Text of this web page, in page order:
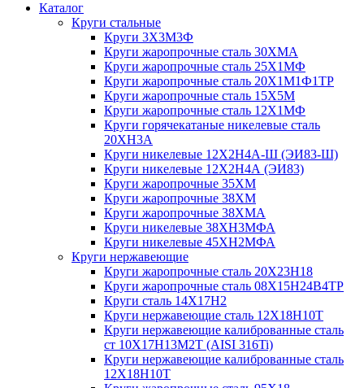
Каталог
Круги стальные
Круги 3Х3М3Ф
Круги жаропрочные сталь 30ХМА
Круги жаропрочные сталь 25Х1МФ
Круги жаропрочные сталь 20Х1М1Ф1ТР
Круги жаропрочные сталь 15Х5М
Круги жаропрочные сталь 12Х1МФ
Круги горячекатаные никелевые сталь
20ХН3А
Круги никелевые 12Х2Н4А-Ш (ЭИ83-Ш)
Круги никелевые 12Х2Н4А (ЭИ83)
Круги жаропрочные 35ХМ
Круги жаропрочные 38ХМ
Круги жаропрочные 38ХМА
Круги никелевые 38XH3MФА
Круги никелевые 45ХН2МФА
Круги нержавеющие
Круги жаропрочные сталь 20Х23Н18
Круги жаропрочные сталь 08Х15Н24В4ТР
Круги сталь 14Х17Н2
Круги нержавеющие сталь 12Х18Н10Т
Круги нержавеющие калиброванные сталь
ст 10Х17Н13М2Т (AISI 316Ti)
Круги нержавеющие калиброванные сталь
12Х18Н10Т